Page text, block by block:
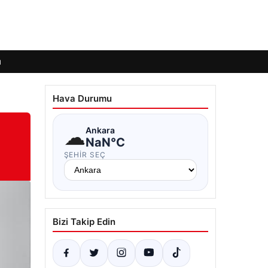
Hava Durumu
☁Ankara
NaN°C
ŞEHIR SEÇ
Bizi Takip Edin